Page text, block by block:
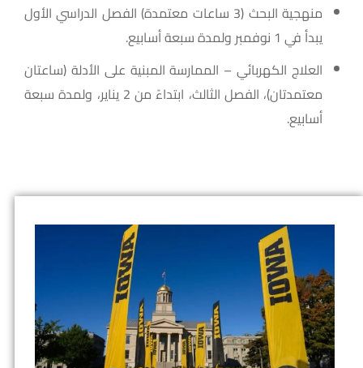
منهجية البحث (3 ساعات معتمدة) الفصل الدراسي الأول
يبدأ في 1 نوفمبر ولمدة سبعة أسابيع.
العلاج الكهربائي – الممارسة المبنية على الأدلة (ساعتان
معتمدتان)، الفصل الثالث، ابتداءً من 2 يناير، ولمدة سبعة
أسابيع.